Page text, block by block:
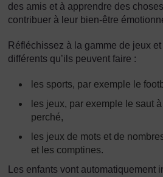
des amis et à apprendre des
contribuer à leur bien-être
Réfléchissez à la gamme de jeux
différents qu’ils peuvent faire :
les sports, par exemple le
les jeux, par exemple le saut
perché,
les jeux de mots et de
et les comptines.
Les enfants vont automatiquement